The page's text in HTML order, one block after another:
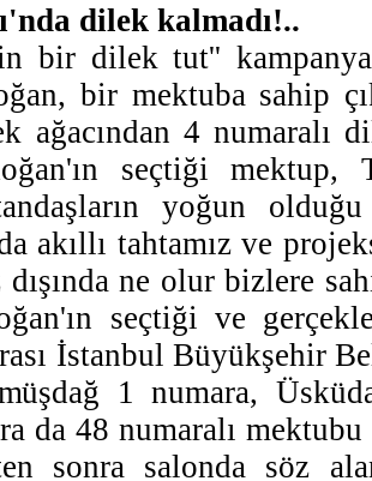
dilek kalmadı!..
bir dilek tut''
bir mektuba sahip
ağacından 4 numaralı
seçtiği mektup,
yoğun
akıllı tahtamız ve
ne olur bizlere
seçtiği ve
İstanbul Büyükşehir
1 numara,
da 48 numaralı mektubu
sonra salonda söz